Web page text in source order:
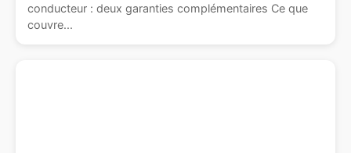
conducteur : deux garanties complémentaires Ce que
couvre...